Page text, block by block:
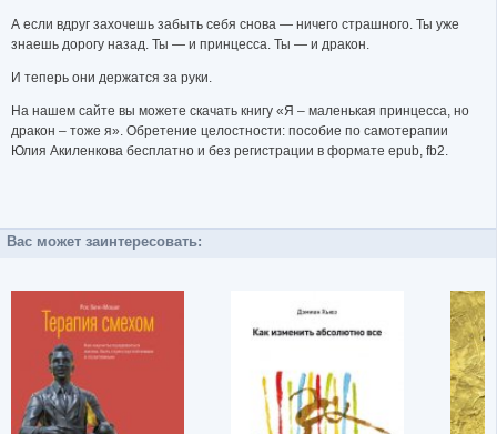
А если вдруг захочешь забыть себя снова — ничего страшного. Ты уже
знаешь дорогу назад. Ты — и принцесса. Ты — и дракон.
И теперь они держатся за руки.
На нашем сайте вы можете скачать книгу «Я – маленькая принцесса, но
дракон – тоже я». Обретение целостности: пособие по самотерапии
Юлия Акиленкова бесплатно и без регистрации в формате epub, fb2.
Вас может заинтересовать: